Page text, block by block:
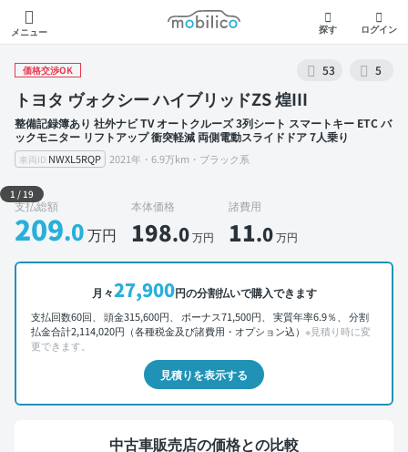
メニュー
モビリコ
探す ログイン
価格交渉OK 53 5
トヨタ ヴォクシー ハイブリッドZS 煌III
整備記録簿あり 社外ナビ TV オートクルーズ 3列シート スマートキー ETC バ
ックモニター リフトアップ 衝突軽減 両側電動スライドドア 7人乗り
車両ID NWXL5RQP 2021年・6.9万km・ブラック系
外装 左前
1 /19
支払総額
209.0万円
本体価格
198.0万円
諸費用
11.0万円
月々27,900円の分割払いで購入できます
支払回数60回、 頭金315,600円、 ボーナス71,500円、 実質年率6.9％、 分割
払金合計2,114,020円（各種税金及び諸費用・オプション込） ※見積り時に変
更できます。
見積りを表示する
中古車販売店の価格との比較